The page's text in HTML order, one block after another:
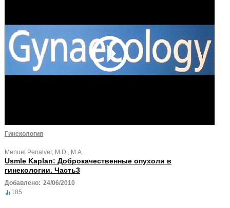
Гинекология
Menuel Penalver, M.D., M.A.
Usmle Kaplan: Доброкачественные опухоли в
гинекологии. Часть3
Добавлено: 24/06/2010
185